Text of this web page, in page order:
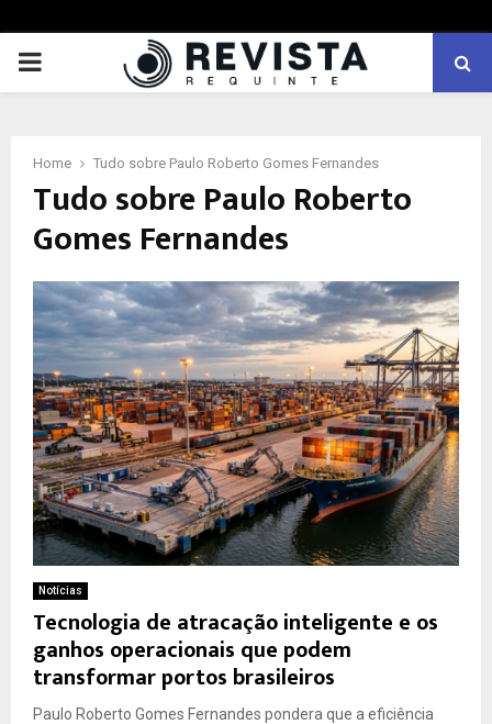
PRIMARY
Home Tudo sobre Paulo Roberto Gomes Fernandes
Tudo sobre Paulo Roberto
Gomes Fernandes
Notícias
Tecnologia de atracação inteligente e os
ganhos operacionais que podem
transformar portos brasileiros
Paulo Roberto Gomes Fernandes pondera que a eficiência